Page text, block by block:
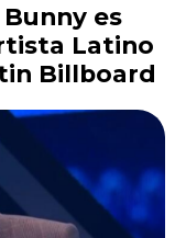
es
Latino
Billboard